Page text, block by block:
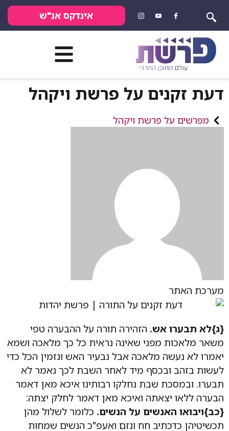
אינדקס אנ"ש
דעת זקנים על פרשת ויקהל
מפרשים על פרשת ויקהל
מערכת האתר
{ג}לא תבערו אש. הזהירה תורה על ההבערה טפי
משאר מלאכות מפני שאינה נראית כל כך מלאכה ושמא
יאמרו לא נעשה מלאכה אבל נבעיר האש ונזמין הכל כדי
לעשות בזהב ובכסף מיד לאחר השבת לכך נאמר לא
תבערו. ובמסכת שבת נחלקו רבותינו איכא מאן דאמר
הבערה ללאו יצאתה ואיכא מאן דאמר לחלק יצתה:
{כב}ויבואו האנשים על הנשים. כלומר לשלול מהן
תכשיטיהן כדכתיב חח ונזם ואעפ"כ הנשים שמחות